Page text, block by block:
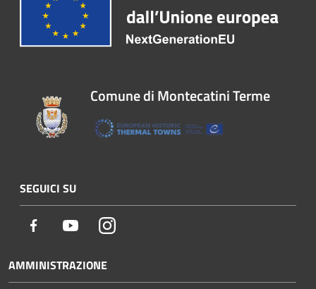
Comune di Montecatini Terme
SEGUICI SU
Facebook YoutubeInstagram
AMMINISTRAZIONE